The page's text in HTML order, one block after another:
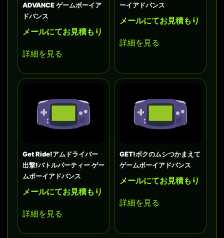
ADVANCE ゲームボーイア
ドバンス
メールにてお見積もり
詳細を見る
ーイアドバンス
メールにてお見積もり
詳細を見る
Get Ride!アムドライバー
出撃!バトルパーティー ゲー
ムボーイアドバンス
メールにてお見積もり
詳細を見る
GET!ボクのムシつかまえて
ゲームボーイアドバンス
メールにてお見積もり
詳細を見る